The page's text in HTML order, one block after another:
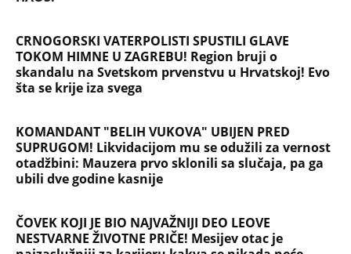
CRNOGORSKI VATERPOLISTI SPUSTILI GLAVE
TOKOM HIMNE U ZAGREBU! Region bruji o
skandalu na Svetskom prvenstvu u Hrvatskoj! Evo
šta se krije iza svega
KOMANDANT "BELIH VUKOVA" UBIJEN PRED
SUPRUGOM! Likvidacijom mu se odužili za vernost
otadžbini: Mauzera prvo sklonili sa slučaja, pa ga
ubili dve godine kasnije
ČOVEK KOJI JE BIO NAJVAŽNIJI DEO LEOVE
NESTVARNE ŽIVOTNE PRIČE! Mesijev otac je